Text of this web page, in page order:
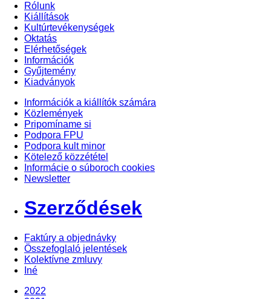
Rólunk
Kiállítások
Kultúrtevékenységek
Oktatás
Elérhetőségek
Információk
Gyűjtemény
Kiadványok
Információk a kiállítók számára
Közlemények
Pripomíname si
Podpora FPU
Podpora kult minor
Kötelező közzététel
Informácie o súboroch cookies
Newsletter
Szerződések
Faktúry a objednávky
Összefoglaló jelentések
Kolektívne zmluvy
Iné
2022